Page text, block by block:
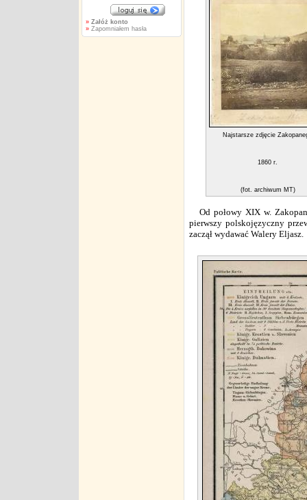
» Załóż konto
»Zapomniałem hasła
Najstarsze zdjęcie
1860 r.
(fot. archiwum MT)
Od połowy XIX w.
pierwszy polskojęzyczny
zaczął wydawać Walery Eljasz.